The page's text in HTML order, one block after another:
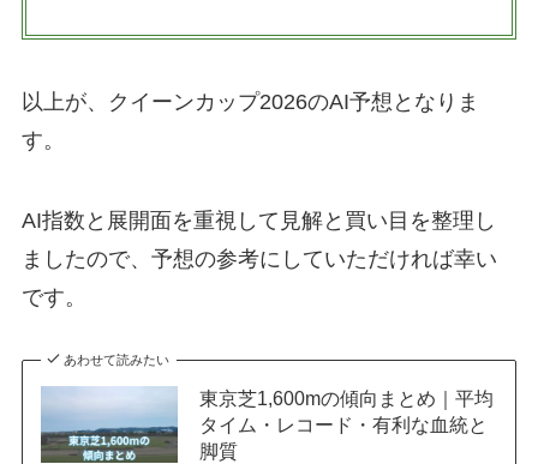
以上が、クイーンカップ2026のAI予想となりま
す。
AI指数と展開面を重視して見解と買い目を整理し
ましたので、予想の参考にしていただければ幸い
です。
あわせて読みたい
東京芝1,600mの傾向まとめ｜平均
タイム・レコード・有利な血統と
脚質